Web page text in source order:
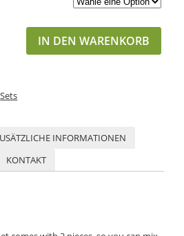
IN DEN WARENKORB
Sets
INFORMATIONEN
KONTAKT